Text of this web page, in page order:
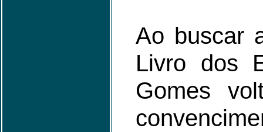
Ao buscar
Livro dos
Gomes